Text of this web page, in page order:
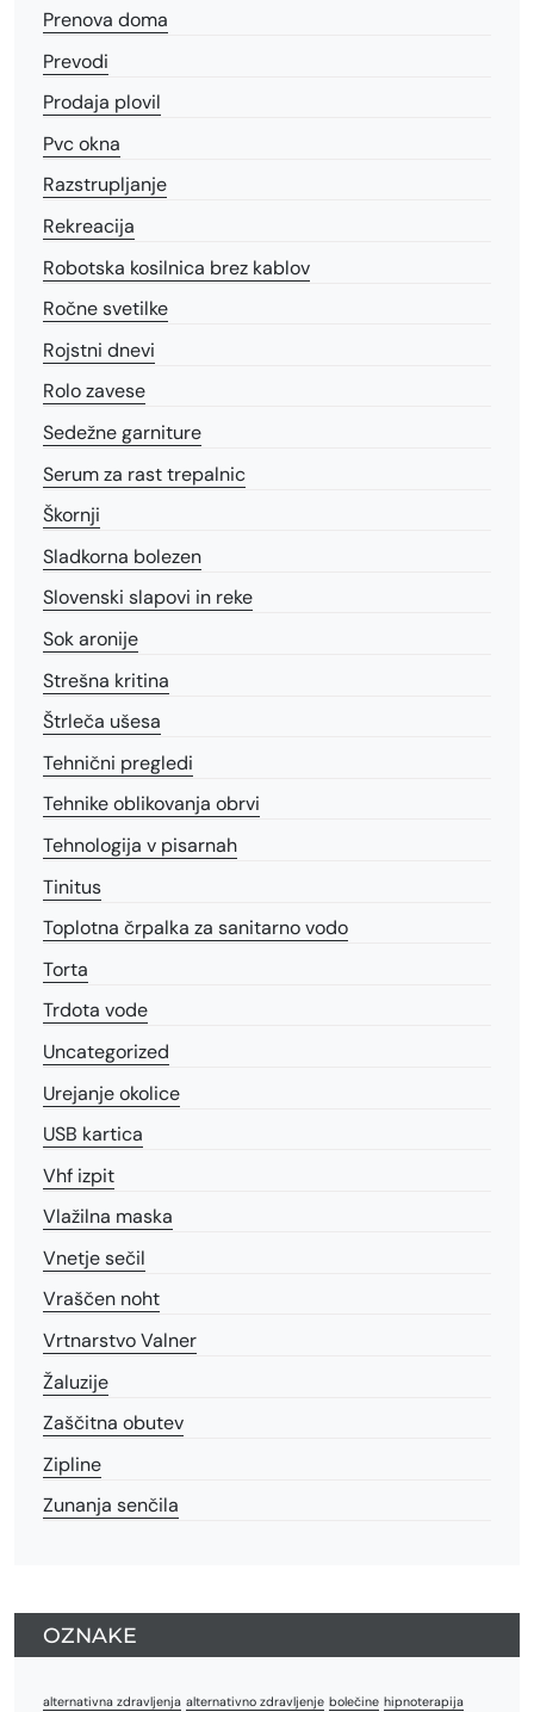
Prenova doma
Prevodi
Prodaja plovil
Pvc okna
Razstrupljanje
Rekreacija
Robotska kosilnica brez kablov
Ročne svetilke
Rojstni dnevi
Rolo zavese
Sedežne garniture
Serum za rast trepalnic
Škornji
Sladkorna bolezen
Slovenski slapovi in reke
Sok aronije
Strešna kritina
Štrleča ušesa
Tehnični pregledi
Tehnike oblikovanja obrvi
Tehnologija v pisarnah
Tinitus
Toplotna črpalka za sanitarno vodo
Torta
Trdota vode
Uncategorized
Urejanje okolice
USB kartica
Vhf izpit
Vlažilna maska
Vnetje sečil
Vraščen noht
Vrtnarstvo Valner
Žaluzije
Zaščitna obutev
Zipline
Zunanja senčila
OZNAKE
alternativna zdravljenja alternativno zdravljenje bolečine hipnoterapija